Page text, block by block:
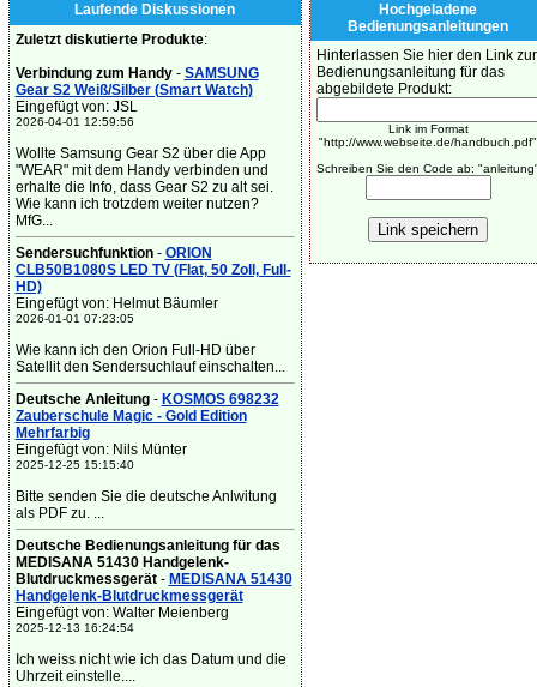
Laufende Diskussionen
Zuletzt diskutierte Produkte:
Verbindung zum Handy- SAMSUNG
Gear S2 Weiß/Silber (Smart Watch)
Eingefügt von: JSL
2026-04-01 12:59:56
Wollte Samsung Gear S2 über die App
"WEAR" mit dem Handy verbinden und
erhalte die Info, dass Gear S2 zu alt sei.
Wie kann ich trotzdem weiter nutzen?
MfG...
Sendersuchfunktion- ORION
CLB50B1080S LED TV (Flat, 50 Zoll, Full-
HD)
Eingefügt von: Helmut Bäumler
2026-01-01 07:23:05
Wie kann ich den Orion Full-HD über
Satellit den Sendersuchlauf einschalten...
Deutsche Anleitung- KOSMOS 698232
Zauberschule Magic - Gold Edition
Mehrfarbig
Eingefügt von: Nils Münter
2025-12-25 15:15:40
Bitte senden Sie die deutsche Anlwitung
als PDF zu. ...
Deutsche Bedienungsanleitung für das
MEDISANA 51430 Handgelenk-
Blutdruckmessgerät- MEDISANA 51430
Handgelenk-Blutdruckmessgerät
Eingefügt von: Walter Meienberg
2025-12-13 16:24:54
Ich weiss nicht wie ich das Datum und die
Uhrzeit einstelle....
Hochgeladene
Bedienungsanleitungen
Hinterlassen Sie hier den Link zur
Bedienungsanleitung für das
abgebildete Produkt:
Link im Format
"http://www.webseite.de/handbuch.pdf"
Schreiben Sie den Code ab: